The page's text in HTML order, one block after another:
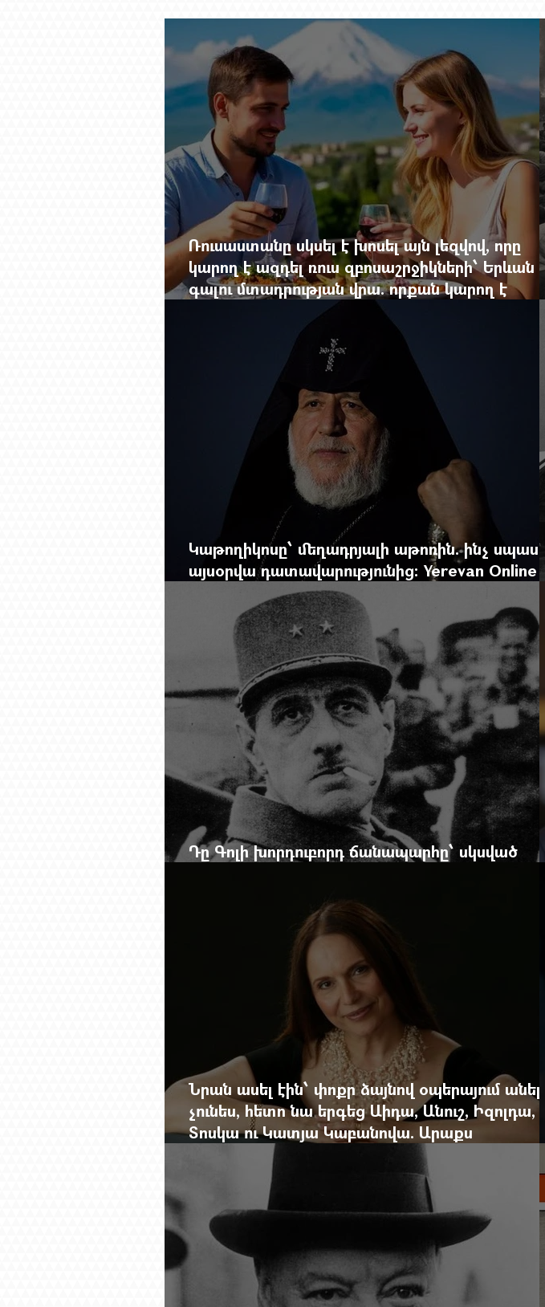
Ռուսաստանը սկսել է խոսել այն լեզվով, որը
կարող է ազդել ռուս զբոսաշրջիկների՝ Երևան
գալու մտադրության վրա. որքան կարող է
խորանալ հայ-ռուսական ճգնաժամը
Կաթողիկոսը՝ մեղադրյալի աթոռին. ինչ սպասել
այսօրվա դատավարությունից: Yerevan Online
Mag.-ի մեծ ռեպորտաժը
Դը Գոլի խորդուբորդ ճանապարհը՝ սկսված
Նրան ասել էին՝ փոքր ձայնով օպերայում
չունես, հետո նա երգեց Աիդա, Անուշ, Իզոլդա,
Տոսկա ու Կատյա Կաբանովա. Արաքս
Մանսուրյանը 80 տարեկան է